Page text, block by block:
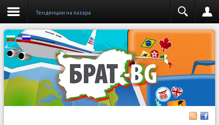
Тенденции на пазара